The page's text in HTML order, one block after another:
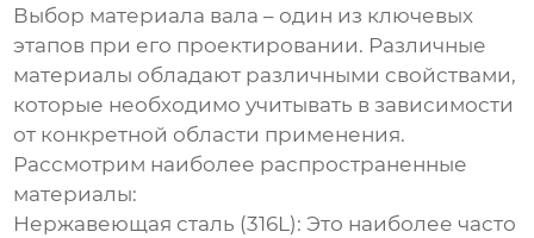
Выбор материала вала – один из ключевых
этапов при его проектировании. Различные
материалы обладают различными свойствами,
которые необходимо учитывать в зависимости
от конкретной области применения.
Рассмотрим наиболее распространенные
материалы:
Нержавеющая сталь (316L): Это наиболее часто